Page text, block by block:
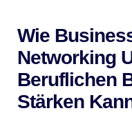
Wie
Networking
Beruflichen
Stärken